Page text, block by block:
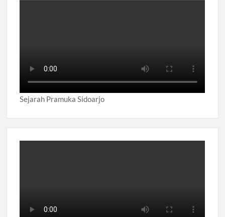
Sejarah Pramuka Sidoarjo